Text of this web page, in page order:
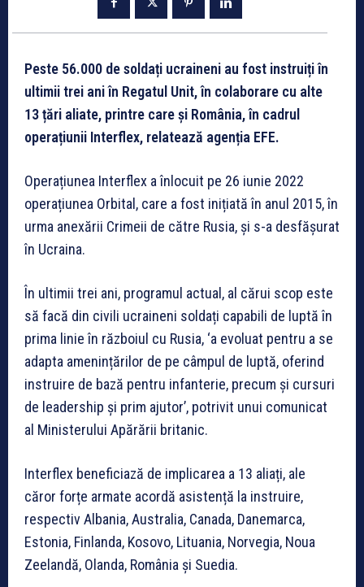
Peste 56.000 de soldați ucraineni au fost instruiți în
ultimii trei ani în Regatul Unit, în colaborare cu alte
13 țări aliate, printre care și România, în cadrul
operațiunii Interflex, relatează agenția EFE.
Operațiunea Interflex a înlocuit pe 26 iunie 2022
operațiunea Orbital, care a fost inițiată în anul 2015, în
urma anexării Crimeii de către Rusia, și s-a desfășurat
în Ucraina.
În ultimii trei ani, programul actual, al cărui scop este
să facă din civili ucraineni soldați capabili de luptă în
prima linie în războiul cu Rusia, ‘a evoluat pentru a se
adapta amenințărilor de pe câmpul de luptă, oferind
instruire de bază pentru infanterie, precum și cursuri
de leadership și prim ajutor’, potrivit unui comunicat
al Ministerului Apărării britanic.
Interflex beneficiază de implicarea a 13 aliați, ale
căror forțe armate acordă asistență la instruire,
respectiv Albania, Australia, Canada, Danemarca,
Estonia, Finlanda, Kosovo, Lituania, Norvegia, Noua
Zeelandă, Olanda, România și Suedia.